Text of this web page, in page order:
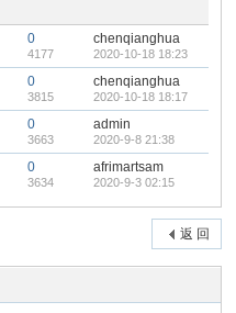
0
4177
chenqianghua
2020-10-18 18:23
0
3815
chenqianghua
2020-10-18 18:17
0
3663
admin
2020-9-8 21:38
0
3634
afrimartsam
2020-9-3 02:15
返 回